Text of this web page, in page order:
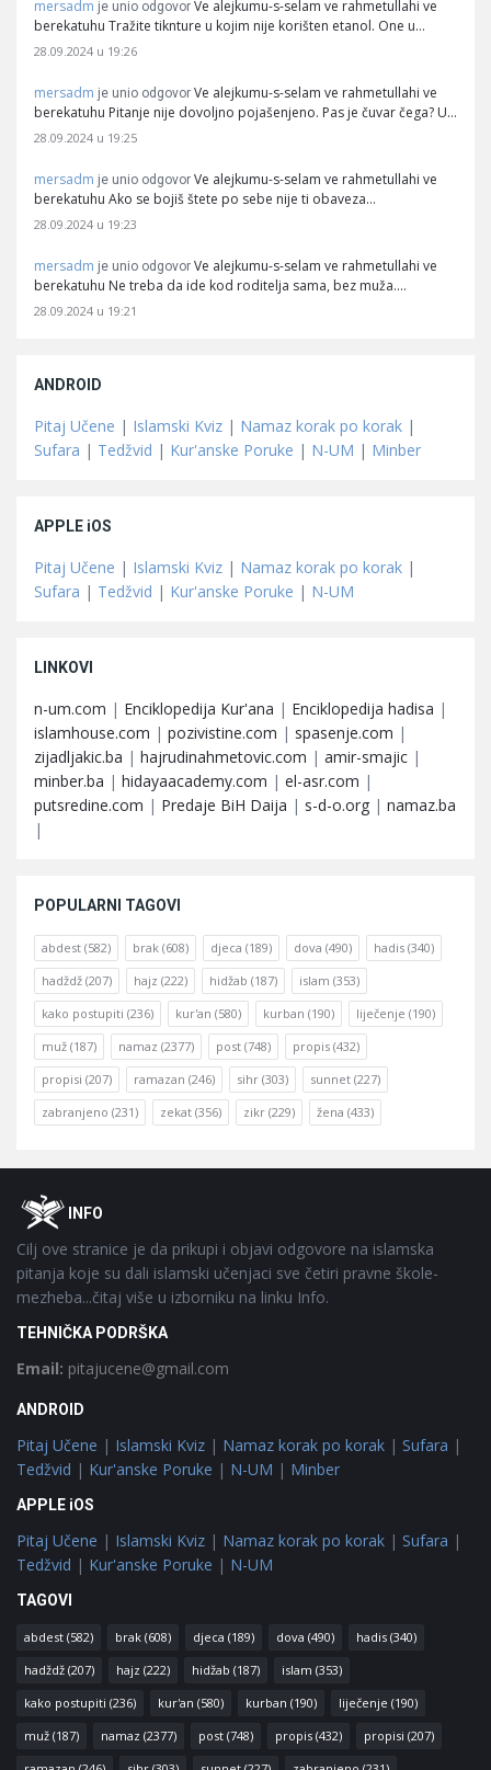
mersadm je unio odgovor Ve alejkumu-s-selam ve rahmetullahi ve
berekatuhu Tražite tiknture u kojim nije korišten etanol. One u…
28.09.2024 u 19:26
mersadm je unio odgovor Ve alejkumu-s-selam ve rahmetullahi ve
berekatuhu Pitanje nije dovoljno pojašenjeno. Pas je čuvar čega? U…
28.09.2024 u 19:25
mersadm je unio odgovor Ve alejkumu-s-selam ve rahmetullahi ve
berekatuhu Ako se bojiš štete po sebe nije ti obaveza…
28.09.2024 u 19:23
mersadm je unio odgovor Ve alejkumu-s-selam ve rahmetullahi ve
berekatuhu Ne treba da ide kod roditelja sama, bez muža.…
28.09.2024 u 19:21
ANDROID
Pitaj Učene | Islamski Kviz | Namaz korak po korak |
Sufara | Tedžvid | Kur'anske Poruke | N-UM | Minber
APPLE iOS
Pitaj Učene | Islamski Kviz | Namaz korak po korak |
Sufara | Tedžvid | Kur'anske Poruke | N-UM
LINKOVI
n-um.com | Enciklopedija Kur'ana | Enciklopedija hadisa |
islamhouse.com | pozivistine.com | spasenje.com |
zijadljakic.ba | hajrudinahmetovic.com | amir-smajic |
minber.ba | hidayaacademy.com | el-asr.com |
putsredine.com | Predaje BiH Daija | s-d-o.org | namaz.ba
|
POPULARNI TAGOVI
abdest (582) brak (608) djeca (189) dova (490) hadis (340)
hadždž (207) hajz (222) hidžab (187) islam (353)
kako postupiti (236) kur'an (580) kurban (190) liječenje (190)
muž (187) namaz (2377) post (748) propis (432)
propisi (207) ramazan (246) sihr (303) sunnet (227)
zabranjeno (231) zekat (356) zikr (229) žena (433)
FooterOINFO
Cilj ove stranice je da prikupi i objavi odgovore na islamska
pitanja koje su dali islamski učenjaci sve četiri pravne škole-
mezheba...čitaj više u izborniku na linku Info.
TEHNIČKA PODRŠKA
Email: pitajucene@gmail.com
ANDROID
Pitaj Učene | Islamski Kviz | Namaz korak po korak | Sufara |
Tedžvid | Kur'anske Poruke | N-UM | Minber
APPLE iOS
Pitaj Učene | Islamski Kviz | Namaz korak po korak | Sufara |
Tedžvid | Kur'anske Poruke | N-UM
TAGOVI
abdest (582) brak (608) djeca (189) dova (490) hadis (340)
hadždž (207) hajz (222) hidžab (187) islam (353)
kako postupiti (236) kur'an (580) kurban (190) liječenje (190)
muž (187) namaz (2377) post (748) propis (432) propisi (207)